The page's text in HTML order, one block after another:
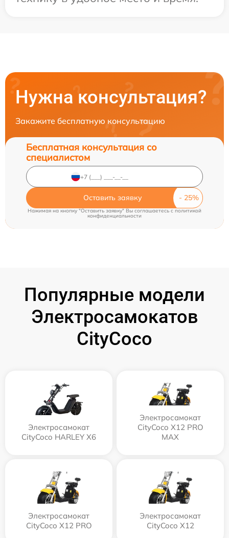
Нужна консультация?
Закажите бесплатную консультацию
Бесплатная консультация со
специалистом
Оставить заявку
Нажимая на кнопку "Оставить заявку" Вы соглашаетесь cполитикой
конфиденциальности
Популярные модели
Электросамокатов
CityCoco
Электросамокат
CityCoco HARLEY X6
Электросамокат
CityCoco X12 PRO
MAX
Электросамокат
CityCoco X12 PRO
Электросамокат
CityCoco X12